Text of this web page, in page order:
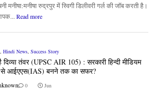
मनीषा:मनीषा रुद्रपुर में स्विगी डिलीवरी गर्ल की जॉब करती है।
Read more
, Hindi News, Success Story
दिव्या तंवर (UPSC AIR 105) : सरकारी हिन्दी मीडियम
आईएएस(IAS) बनने तक का सफर?
0 Jun